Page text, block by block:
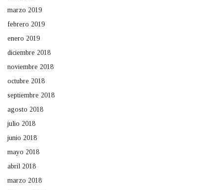
marzo 2019
febrero 2019
enero 2019
diciembre 2018
noviembre 2018
octubre 2018
septiembre 2018
agosto 2018
julio 2018
junio 2018
mayo 2018
abril 2018
marzo 2018